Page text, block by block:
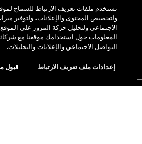
نبذة عن ماك
جمال بطريقة مسؤولة
الوظائف
التسوق أونلاين
الاشتراك في رسائل البريد الإلكتروني
هل تحتاجين إلى مساعدة؟
نستخدم ملفات تعريف الارتباط للسماح
ولتخصيص المحتوى والإعلانات، ولتوفير
الاجتماعي ولتحليل حركة المرور على
المعلومات حول استخدامك موقعنا مع
التواصل الاجتماعي والإعلانات والتحليلات.
إعدادات ملف تعريف الارتباط قبول